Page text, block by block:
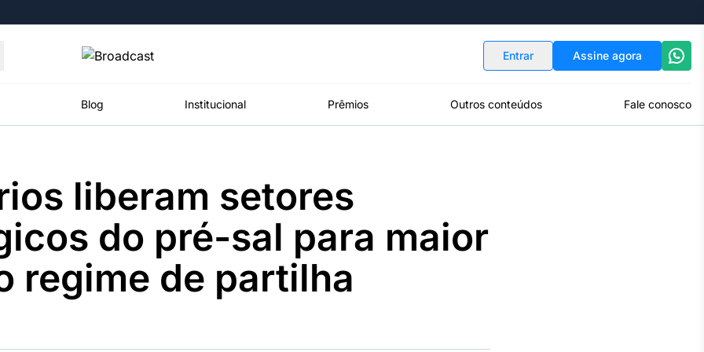
Entrar Assine agora
Blog Institucional Prêmios Outros conteúdos Fale conosco
Político
Os bastidores da
política em
tempo real
Energia
O setor de
energia elétrica
no Brasil
White Label
Plataforma para
conteúdos
personalizados
liberam setores
do pré-sal para maior
regime de partilha